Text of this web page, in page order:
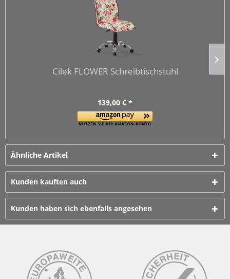
Cilek FLOWER Schreibtischstuhl
139,00 € *
Ähnliche Artikel
Kunden kauften auch
Kunden haben sich ebenfalls angesehen